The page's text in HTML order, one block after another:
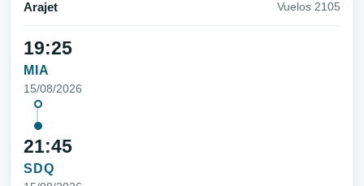
Arajet Vuelos 2105
19:25
MIA
15/08/2026
21:45
SDQ